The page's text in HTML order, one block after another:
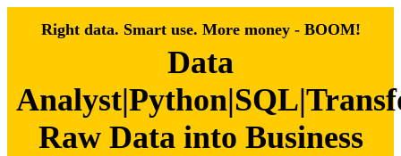
Right data. Smart use. More money - BOOM!
Data
Raw Data into Business